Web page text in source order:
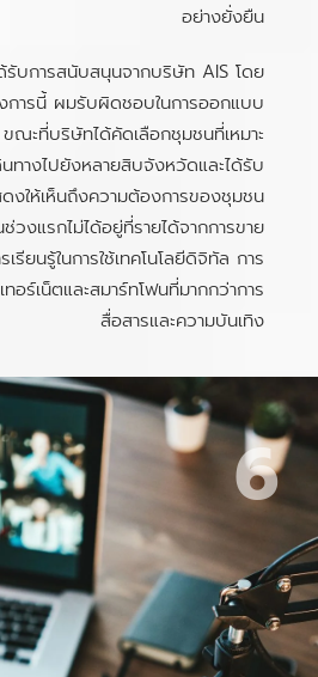
อย่างยั่งยืน
รับการสนับสนุนจากบริษัท AIS โดย
งการนี้ ผมรับผิดชอบในการออกแบบ
ณะที่บริษัทได้คัดเลือกชุมชนที่เหมาะ
นทางไปยังหลายสิบจังหวัดและได้รับ
ให้เห็นถึงความต้องการของชุมชน
วงแรกไม่ได้อยู่ที่รายได้จากการขาย
รียนรู้ในการใช้เทคโนโลยีดิจิทัล การ
อร์เน็ตและสมาร์ทโฟนที่มากกว่าการ
สื่อสารและความบันเทิง
6